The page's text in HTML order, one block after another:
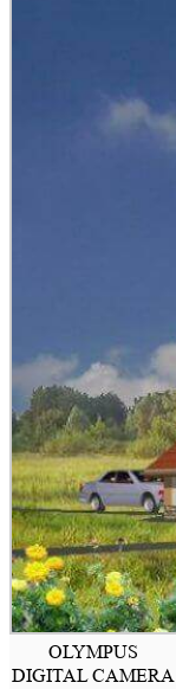
OLYMPUS
DIGITAL CAMERA